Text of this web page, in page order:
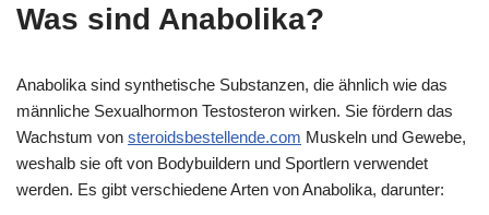
Was sind Anabolika?
Anabolika sind synthetische Substanzen, die ähnlich wie das
männliche Sexualhormon Testosteron wirken. Sie fördern das
Wachstum von steroidsbestellende.com Muskeln und Gewebe,
weshalb sie oft von Bodybuildern und Sportlern verwendet
werden. Es gibt verschiedene Arten von Anabolika, darunter: